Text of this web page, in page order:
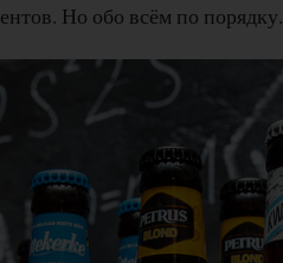
Но обо всём по порядку.